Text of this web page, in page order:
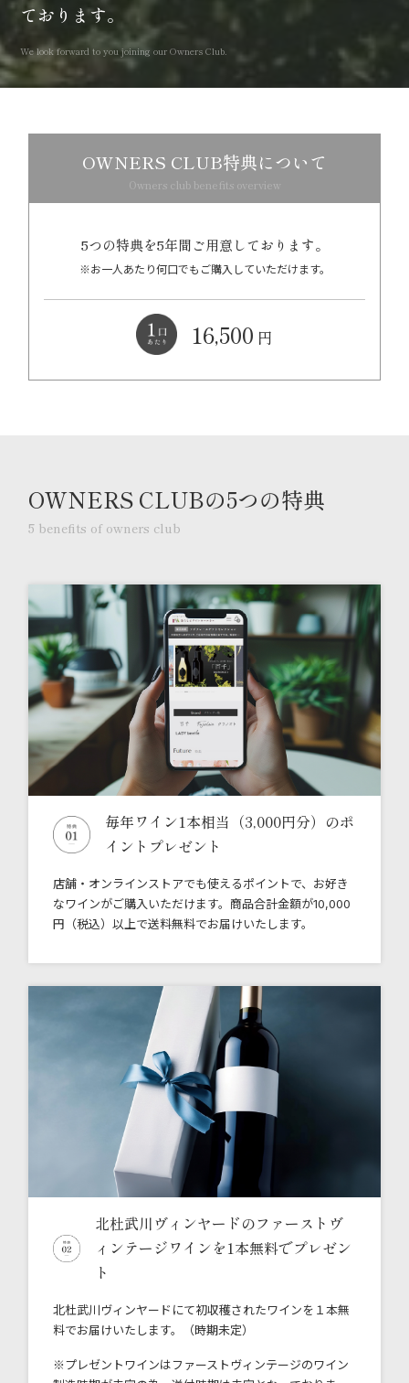
ております。
We look forward to you joining our Owners Club.
OWNERS CLUB特典について
Owners club benefits overview
5つの特典を5年間ご用意しております。
※お一人あたり何口でもご購入していただけます。
16,500 円
OWNERS CLUBの5つの特典
5 benefits of owners club
毎年ワイン1本相当（3,000円分）のポ
イントプレゼント
店舗・オンラインストアでも使えるポイントで、お好き
なワインがご購入いただけます。商品合計金額が10,000
円（税込）以上で送料無料でお届けいたします。
北杜武川ヴィンヤードのファーストヴ
ィンテージワインを1本無料でプレゼン
ト
北杜武川ヴィンヤードにて初収穫されたワインを１本無
料でお届けいたします。（時期未定）
※プレゼントワインはファーストヴィンテージのワイン